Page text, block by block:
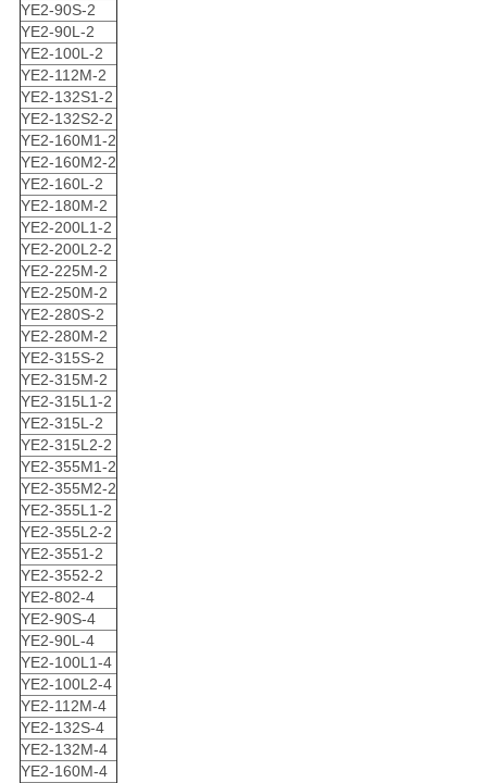
YE2-90S-2
YE2-90L-2
YE2-100L-2
YE2-112M-2
YE2-132S1-2
YE2-132S2-2
YE2-160M1-2
YE2-160M2-2
YE2-160L-2
YE2-180M-2
YE2-200L1-2
YE2-200L2-2
YE2-225M-2
YE2-250M-2
YE2-280S-2
YE2-280M-2
YE2-315S-2
YE2-315M-2
YE2-315L1-2
YE2-315L-2
YE2-315L2-2
YE2-355M1-2
YE2-355M2-2
YE2-355L1-2
YE2-355L2-2
YE2-3551-2
YE2-3552-2
YE2-802-4
YE2-90S-4
YE2-90L-4
YE2-100L1-4
YE2-100L2-4
YE2-112M-4
YE2-132S-4
YE2-132M-4
YE2-160M-4